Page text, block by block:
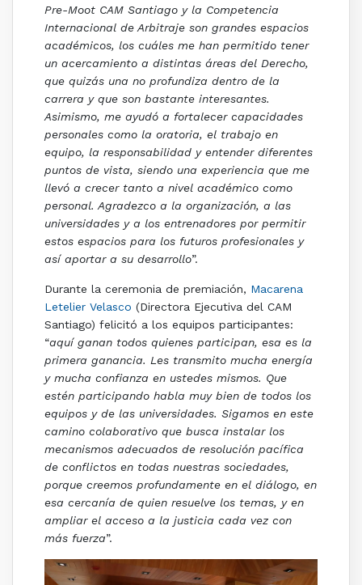
Pre-Moot CAM Santiago y la Competencia
Internacional de Arbitraje son grandes espacios
académicos, los cuáles me han permitido tener
un acercamiento a distintas áreas del Derecho,
que quizás una no profundiza dentro de la
carrera y que son bastante interesantes.
Asimismo, me ayudó a fortalecer capacidades
personales como la oratoria, el trabajo en
equipo, la responsabilidad y entender diferentes
puntos de vista, siendo una experiencia que me
llevó a crecer tanto a nivel académico como
personal. Agradezco a la organización, a las
universidades y a los entrenadores por permitir
estos espacios para los futuros profesionales y
así aportar a su desarrollo”.
Durante la ceremonia de premiación, Macarena
Letelier Velasco (Directora Ejecutiva del CAM
Santiago) felicitó a los equipos participantes:
“aquí ganan todos quienes participan, esa es la
primera ganancia. Les transmito mucha energía
y mucha confianza en ustedes mismos. Que
estén participando habla muy bien de todos los
equipos y de las universidades. Sigamos en este
camino colaborativo que busca instalar los
mecanismos adecuados de resolución pacífica
de conflictos en todas nuestras sociedades,
porque creemos profundamente en el diálogo, en
esa cercanía de quien resuelve los temas, y en
ampliar el acceso a la justicia cada vez con
más fuerza”.